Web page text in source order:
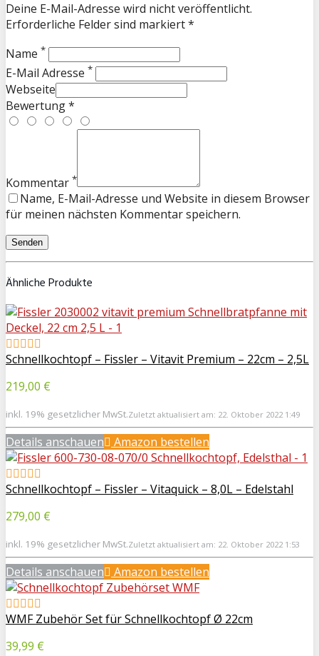
Deine E-Mail-Adresse wird nicht veröffentlicht.
Erforderliche Felder sind markiert *
Name *
E-Mail Adresse *
Webseite
Bewertung *
Kommentar *
Name, E-Mail-Adresse und Website in diesem Browser
für meinen nächsten Kommentar speichern.
Ähnliche Produkte
Schnellkochtopf – Fissler – Vitavit Premium – 22cm – 2,5L
219,00 €
inkl. 19% gesetzlicher MwSt.Zuletzt aktualisiert am: 22. Oktober 2022 1:49
Details anschauen Amazon bestellen
Schnellkochtopf – Fissler – Vitaquick – 8,0L – Edelstahl
279,00 €
inkl. 19% gesetzlicher MwSt.Zuletzt aktualisiert am: 22. Oktober 2022 1:53
Details anschauen Amazon bestellen
WMF Zubehör Set für Schnellkochtopf Ø 22cm
39,99 €